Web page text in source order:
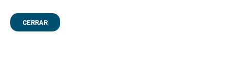
CERRAR